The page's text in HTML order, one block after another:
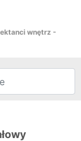
wnętrz -